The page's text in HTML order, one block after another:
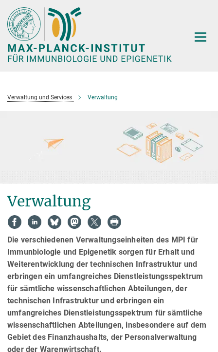
Hauptinhalt
Verwaltung und Services Verwaltung
Verwaltung
Die verschiedenen Verwaltungseinheiten des MPI für
Immunbiologie und Epigenetik sorgen für Erhalt und
Weiterentwicklung der technischen Infrastruktur und
erbringen ein umfangreiches Dienstleistungsspektrum
für sämtliche wissenschaftlichen Abteilungen, der
technischen Infrastruktur und erbringen ein
umfangreiches Dienstleistungsspektrum für sämtliche
wissenschaftlichen Abteilungen, insbesondere auf dem
Gebiet des Finanzhaushalts, der Personalverwaltung
oder der Warenwirtschaft.